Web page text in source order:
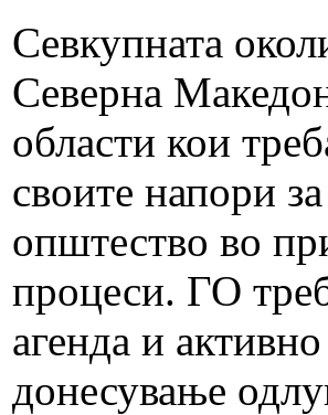
Севкупната
Северна
области кои
своите напори
општество во
процеси. ГО
агенда и
донесување